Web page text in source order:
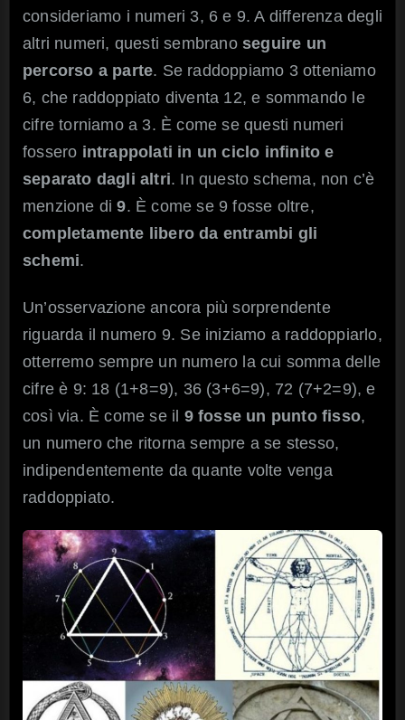
consideriamo i numeri 3, 6 e 9. A differenza degli
altri numeri, questi sembrano seguire un
percorso a parte. Se raddoppiamo 3 otteniamo
6, che raddoppiato diventa 12, e sommando le
cifre torniamo a 3. È come se questi numeri
fossero intrappolati in un ciclo infinito e
separato dagli altri. In questo schema, non c’è
menzione di9. È come se 9 fosse oltre,
completamente libero da entrambi gli
schemi.
Un’osservazione ancora più sorprendente
riguarda il numero 9. Se iniziamo a raddoppiarlo,
otterremo sempre un numero la cui somma delle
cifre è 9: 18 (1+8=9), 36 (3+6=9), 72 (7+2=9), e
così via. È come se il 9 fosse un punto fisso,
un numero che ritorna sempre a se stesso,
indipendentemente da quante volte venga
raddoppiato.